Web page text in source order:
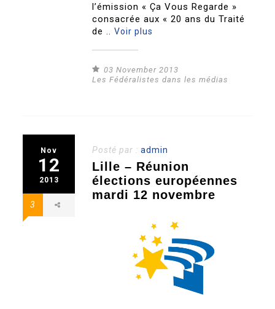
l’émission « Ça Vous Regarde »
consacrée aux « 20 ans du Traité
de ..Voir plus
03 November 2013
Les Fédéralistes dans les médias
Nov
12
2013
3
Posté par :admin
Lille – Réunion
élections européennes
mardi 12 novembre